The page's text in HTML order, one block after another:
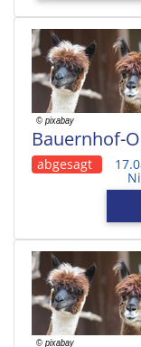
Bauernhof-
abgesagt